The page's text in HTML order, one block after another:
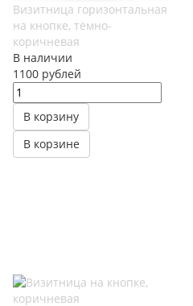
Визитница горизонтальная
на кнопке, тёмно-
коричневая
В наличии
1100 рублей
В корзину
В корзине